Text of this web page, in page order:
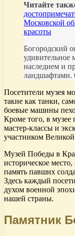
Читайте
Московской
красоты
Богородский
удивительное
наследием и
ландшафтами.
Посетители музея
такие как танки,
боевые машины
Кроме того, в музее
мастер-классы и
участником
Музей Победы в
историческое
память павших
Здесь каждый
духом военной
нашей страны.
Памятник